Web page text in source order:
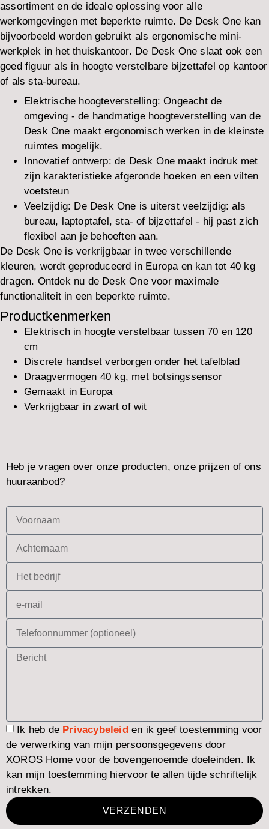
assortiment en de ideale oplossing voor alle
werkomgevingen met beperkte ruimte. De Desk One kan
bijvoorbeeld worden gebruikt als ergonomische mini-
werkplek in het thuiskantoor. De Desk One slaat ook een
goed figuur als in hoogte verstelbare bijzettafel op kantoor
of als sta-bureau.
Elektrische hoogteverstelling: Ongeacht de
omgeving - de handmatige hoogteverstelling van de
Desk One maakt ergonomisch werken in de kleinste
ruimtes mogelijk.
Innovatief ontwerp: de Desk One maakt indruk met
zijn karakteristieke afgeronde hoeken en een vilten
voetsteun
Veelzijdig: De Desk One is uiterst veelzijdig: als
bureau, laptoptafel, sta- of bijzettafel - hij past zich
flexibel aan je behoeften aan.
De Desk One is verkrijgbaar in twee verschillende
kleuren, wordt geproduceerd in Europa en kan tot 40 kg
dragen. Ontdek nu de Desk One voor maximale
functionaliteit in een beperkte ruimte.
Productkenmerken
Elektrisch in hoogte verstelbaar tussen 70 en 120
cm
Discrete handset verborgen onder het tafelblad
Draagvermogen 40 kg, met botsingssensor
Gemaakt in Europa
Verkrijgbaar in zwart of wit
Heb je vragen over onze producten, onze prijzen of ons
huuraanbod?
Ik heb de Privacybeleiden ik geef toestemming voor
de verwerking van mijn persoonsgegevens door
XOROS Home voor de bovengenoemde doeleinden. Ik
kan mijn toestemming hiervoor te allen tijde schriftelijk
intrekken.
VERZENDEN